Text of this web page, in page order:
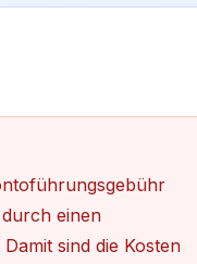
einen
sind die Kosten